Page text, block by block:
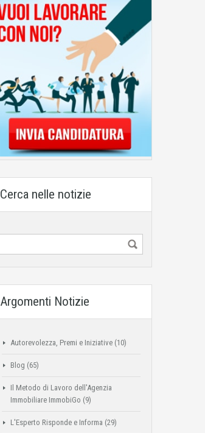
Cerca nelle notizie
Argomenti Notizie
Autorevolezza, Premi e Iniziative (10)
Blog (65)
Il Metodo di Lavoro dell'Agenzia
Immobiliare ImmobiGo (9)
L'Esperto Risponde e Informa (29)